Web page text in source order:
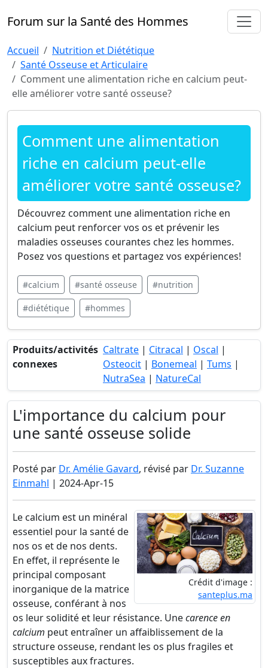
Forum sur la Santé des Hommes
Accueil
Nutrition et Diététique
Santé Osseuse et Articulaire
Comment une alimentation riche en calcium peut-
elle améliorer votre santé osseuse?
Comment une alimentation
riche en calcium peut-elle
améliorer votre santé osseuse?
Découvrez comment une alimentation riche en
calcium peut renforcer vos os et prévenir les
maladies osseuses courantes chez les hommes.
Posez vos questions et partagez vos expériences!
#calcium #santé osseuse #nutrition
#diététique #hommes
Produits/activités
connexes
Caltrate | Citracal | Oscal |
Osteocit | Bonemeal | Tums |
NutraSea | NatureCal
L'importance du calcium pour
une santé osseuse solide
Posté par Dr. Amélie Gavard, révisé par Dr. Suzanne
Einmahl | 2024-Apr-15
Crédit d'image :
santeplus.ma
Le calcium est un minéral
essentiel pour la santé de
nos os et de nos dents.
En effet, il représente le
principal composant
inorganique de la matrice
osseuse, conférant à nos
os leur solidité et leur résistance. Unecarence en
calcium peut entraîner un affaiblissement de la
structure osseuse, rendant les os plus fragiles et
susceptibles aux fractures.